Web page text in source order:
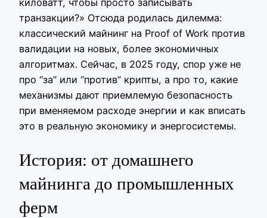
транзакции?» Отсюда родилась дилемма:
классический майнинг на Proof of Work против
валидации на новых, более экономичных
алгоритмах. Сейчас, в 2025 году, спор уже не
про “за” или “против” крипты, а про то, какие
механизмы дают приемлемую безопасность
при вменяемом расходе энергии и как вписать
это в реальную экономику и энергосистемы.
История: от домашнего
майнинга до промышленных
ферм